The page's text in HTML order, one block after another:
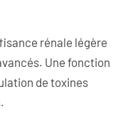
rénale légère
Une fonction
de toxines